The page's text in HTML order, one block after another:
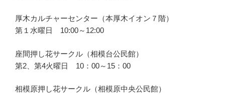
厚木カルチャーセンター（本厚木イオン７階）
第１水曜日 10:00～12:00
座間押し花サークル（相模台公民館）
第2、第4火曜日 10：00～15：00
相模原押し花サークル（相模原中央公民館）